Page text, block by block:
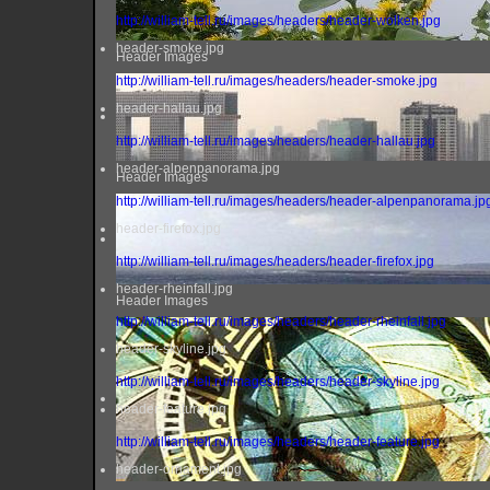
Header Images
Header Images
Header Images
http://william-tell.ru/images/headers/header-wolken.jpg
header-smoke.jpg
http://william-tell.ru/images/headers/header-smoke.jpg
header-hallau.jpg
http://william-tell.ru/images/headers/header-hallau.jpg
header-alpenpanorama.jpg
http://william-tell.ru/images/headers/header-
header-firefox.jpg
http://william-tell.ru/images/headers/header-firefox.jpg
header-rheinfall.jpg
http://william-tell.ru/images/headers/header-rheinfall.jpg
header-skyline.jpg
http://william-tell.ru/images/headers/header-skyline.jpg
header-feature.jpg
http://william-tell.ru/images/headers/header-feature.jpg
header-ornament.jpg